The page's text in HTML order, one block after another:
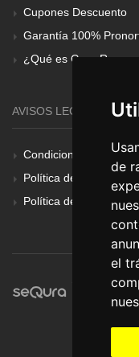
de
el
Cupones Descuento
Garantía 100%
¿Qué es Gear
AVISOS LEGALES
Condiciones
Política de Cookies
Política de Privacidad